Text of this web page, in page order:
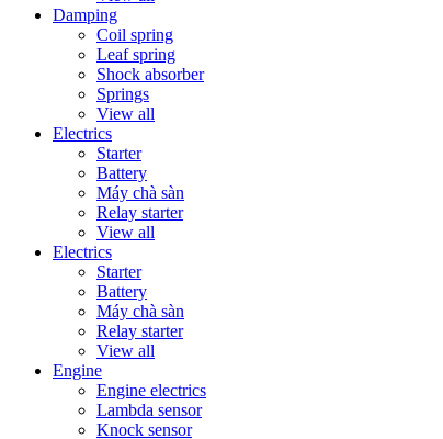
Damping
Coil spring
Leaf spring
Shock absorber
Springs
View all
Electrics
Starter
Battery
Máy chà sàn
Relay starter
View all
Electrics
Starter
Battery
Máy chà sàn
Relay starter
View all
Engine
Engine electrics
Lambda sensor
Knock sensor